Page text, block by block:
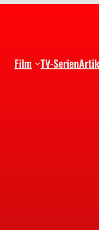
Film TV-Serien